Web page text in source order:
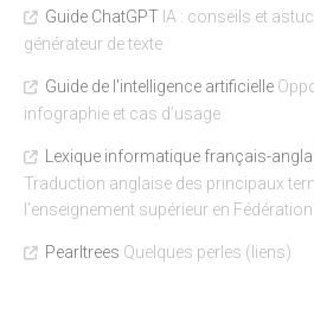
Guide ChatGPT IA : conseils et
générateur de texte
Guide de l'intelligence artificielle
infographie et cas d’usage
Lexique informatique français-
Traduction anglaise des principaux
l’enseignement supérieur en
Pearltrees Quelques perles (liens)